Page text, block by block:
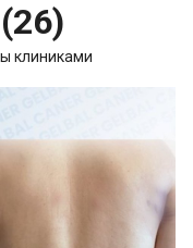
клиниками